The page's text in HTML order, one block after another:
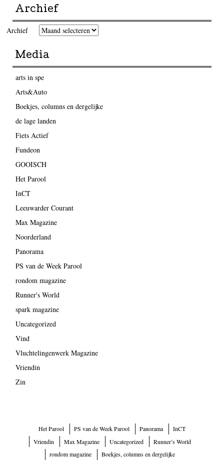
Archief
Archief
Media
arts in spe
Arts&Auto
Boekjes, columns en dergelijke
de lage landen
Fiets Actief
Fundeon
GOOISCH
Het Parool
InCT
Leeuwarder Courant
Max Magazine
Noorderland
Panorama
PS van de Week Parool
rondom magazine
Runner's World
spark magazine
Uncategorized
Vind
Vluchtelingenwerk Magazine
Vriendin
Zin
Het Parool PS van de Week Parool Panorama
InCT
Vriendin
Max Magazine Uncategorized
Runner’s World
rondom magazine
Boekjes, columns en dergelijke